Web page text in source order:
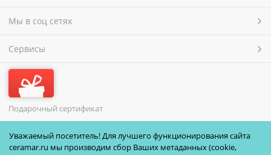
Мы в соц сетях
Сервисы
Подарочный сертификат
МЫ ПРИНИМАЕМ
Уважаемый посетитель! Для лучшего функционирования сайта
ceramar.ru мы производим сбор Ваших метаданных (cookie,